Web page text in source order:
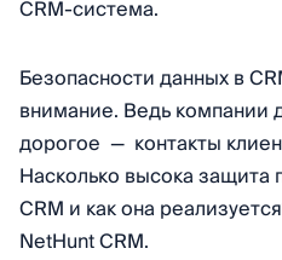
CRM-система.
Безопасности данных в
внимание. Ведь компании
дорогое — контакты
Насколько высока защита
CRM и как она
NetHunt CRM.